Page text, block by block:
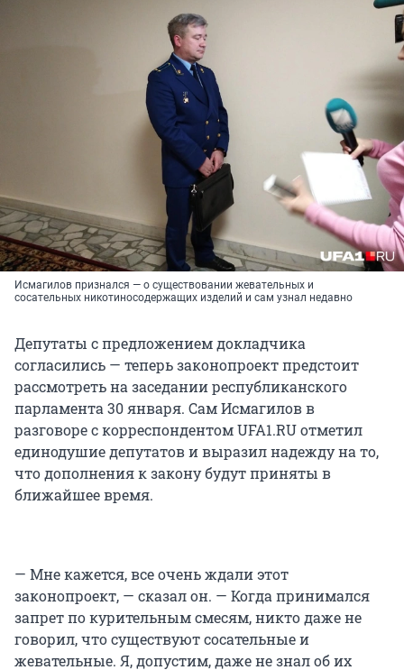
Исмагилов признался — о существовании жевательных и
сосательных никотиносодержащих изделий и сам узнал недавно
Депутаты с предложением докладчика
согласились — теперь законопроект предстоит
рассмотреть на заседании республиканского
парламента 30 января. Сам Исмагилов в
разговоре с корреспондентом UFA1.RU отметил
единодушие депутатов и выразил надежду на то,
что дополнения к закону будут приняты в
ближайшее время.
— Мне кажется, все очень ждали этот
законопроект, — сказал он. — Когда принимался
запрет по курительным смесям, никто даже не
говорил, что существуют сосательные и
жевательные. Я, допустим, даже не знал об их